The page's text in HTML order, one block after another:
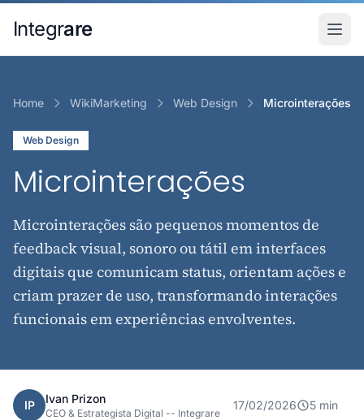
Integrare
Home WikiMarketing Web Design Microinterações
Web Design
Microinterações
Microinterações são pequenos momentos de
feedback visual, sonoro ou tátil em interfaces
digitais que comunicam status, orientam ações e
criam prazer de uso, transformando interações
funcionais em experiências envolventes.
IP Ivan Prizon
CEO & Estrategista Digital -- Integrare
17/02/2026 5 min